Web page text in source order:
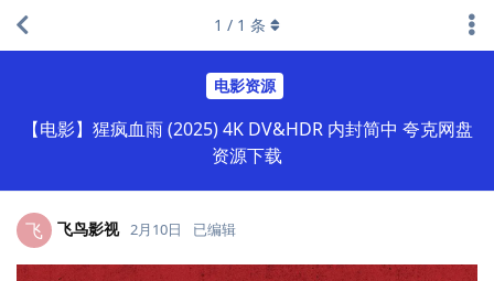
电影资源
【电影】猩疯血雨 (2025) 4K DV&HDR 内封简中 夸克网盘
资源下载
1 / 1 条
飞 飞鸟影视 2月10日 已编辑